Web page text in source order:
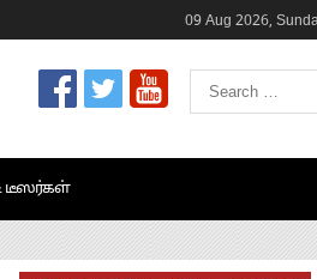
09 Aug 2026,
டீஸர்கள்